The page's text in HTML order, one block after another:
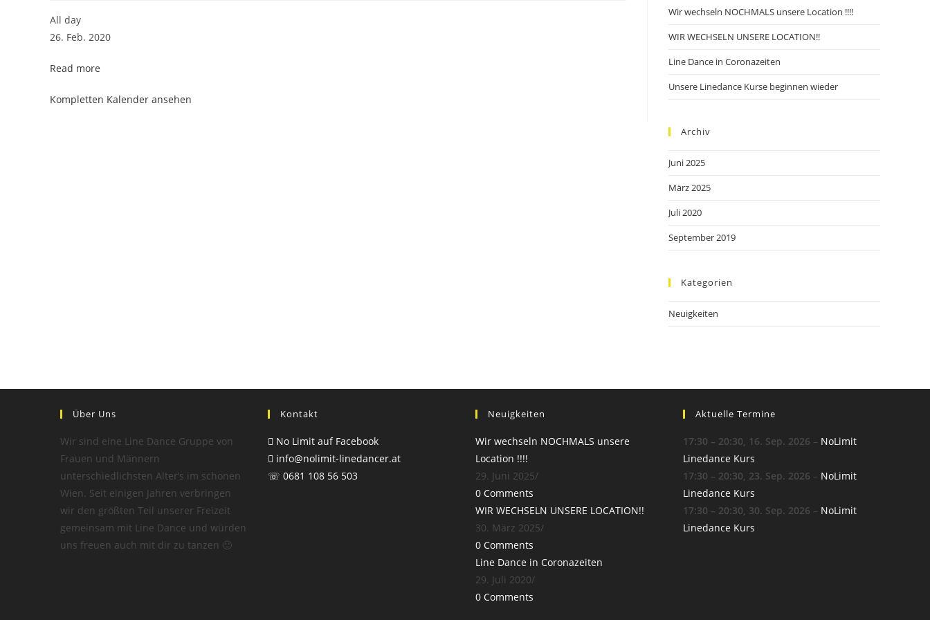
NoLimit
LD
KEIN
DANCE
All day
26. Feb. 2020
Read more
Kompletten Kalender ansehen
Wir wechseln NOCHMALS unsere Location !!!!
WIR WECHSELN UNSERE LOCATION!!
Line Dance in Coronazeiten
Unsere Linedance Kurse beginnen wieder
Archiv
Juni 2025
März 2025
Juli 2020
September 2019
Kategorien
Neuigkeiten
Über Uns
Wir sind eine Line Dance Gruppe von
Frauen und Männern
unterschiedlichsten Alter’s im schönen
Wien. Seit einigen Jahren verbringen
wir den größten Teil unserer Freizeit
gemeinsam mit Line Dance und würden
uns freuen auch mit dir zu tanzen 🙂
Kontakt
No Limit auf Facebook
info@nolimit-linedancer.at
☏ 0681 108 56 503
Neuigkeiten
Wir wechseln NOCHMALS unsere
Location !!!!
29. Juni 2025/
0 Comments
WIR WECHSELN UNSERE LOCATION!!
30. März 2025/
0 Comments
Line Dance in Coronazeiten
29. Juli 2020/
0 Comments
Aktuelle Termine
17:30 – 20:30, 16. Sep. 2026 – NoLimit
Linedance Kurs
17:30 – 20:30, 23. Sep. 2026 – NoLimit
Linedance Kurs
17:30 – 20:30, 30. Sep. 2026 – NoLimit
Linedance Kurs